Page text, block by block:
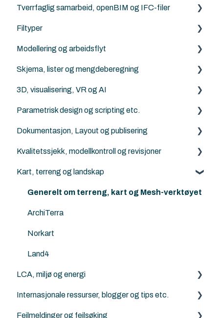
Andre samhandlingsløsninger
Norske tilleggs objekt-bibiloteker
Archicad standard biblioteker
Tverrfaglig samarbeid, openBIM og IFC-filer
IFC generelt
Archicad
Revit
Solibri
IFC Viewers/Verktøy
Filtyper
PDF
DXF/DWG File (.dxf, .dwg)
Punktsky
FBX (.fbx)
Archicad filtyper (.pln, .pla, .tpl and .mod etc.)
KOF
Modellering og arbeidsflyt
Archicad
ArchiFrame
Skjema, lister og mengdeberegning
Archicad
Solibri
3D, visualisering, VR og AI
Archicad
Twinmotion
AI Visualizer
Parametrisk design og scripting etc.
Python for Archicad
PARAM-O for Archicad
Rhino - Grasshopper
Dokumentasjon, Layout og publisering
Archicad
Kvalitetssjekk, modellkontroll og revisjoner
Solibri
Archicad
Kart, terreng og landskap
Generelt om terreng, kart og Mesh-verktøyet
ArchiTerra
Norkart
Land4
LCA, miljø og energi
Energievaluering
DesignLCA
Internasjonale ressurser, blogger og tips etc.
Graphisoft
Feilmeldinger og feilsøking